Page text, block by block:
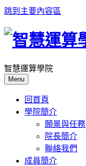
跳到主要內容區
智慧運算學院
Menu
回首頁
學院簡介
願景與任務
院長簡介
聯絡我們
成員簡介